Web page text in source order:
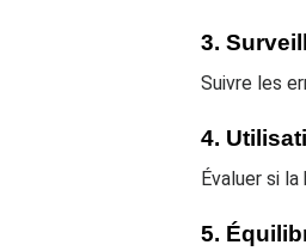
3.
Suivre les
4.
Évaluer si
5.